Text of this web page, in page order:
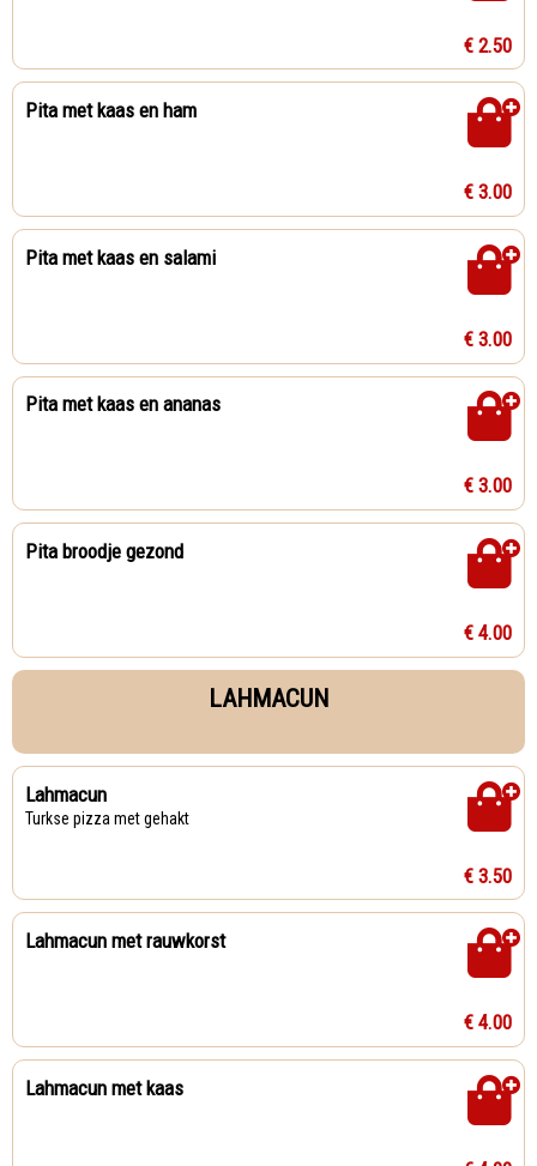
€ 2.50
Pita met kaas en ham
€ 3.00
Pita met kaas en salami
€ 3.00
Pita met kaas en ananas
€ 3.00
Pita broodje gezond
€ 4.00
LAHMACUN
Lahmacun
Turkse pizza met gehakt
€ 3.50
Lahmacun met rauwkorst
€ 4.00
Lahmacun met kaas